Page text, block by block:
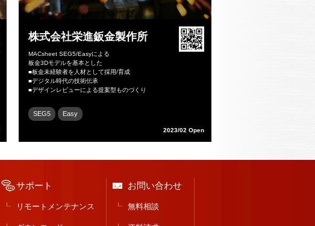
株式会社栄進鈑金製作所
MACsheet SEG5/Easyによる
板金3Dモデルを基本とした
■板金未経験者を人材として採用/育成
■デジタル時代の技術伝承
■デザインレビューによる提案型ものづくり
SEG5 Easy
2023/02 Open
サポート
リモートメンテナンス
お問い合わせ
無料相談